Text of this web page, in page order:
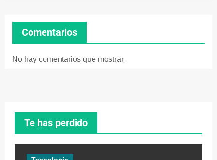
Comentarios
No hay comentarios que mostrar.
Te has perdido